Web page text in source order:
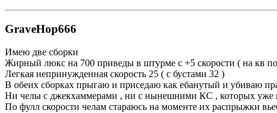
GraveHop666
Имею две сборки
Жирный люкс на 700 приведы в штурме с +5 скорости ( на кв
Легкая непринужденная скорость 25 ( с бустами 32 )
В обеих сборках прыгаю и приседаю как ебанутый и убиваю
Ни челы с джекхаммерами , ни с нынешними КС , которых уже
По фулл скорости челам стараюсь на моменте их распрыжки